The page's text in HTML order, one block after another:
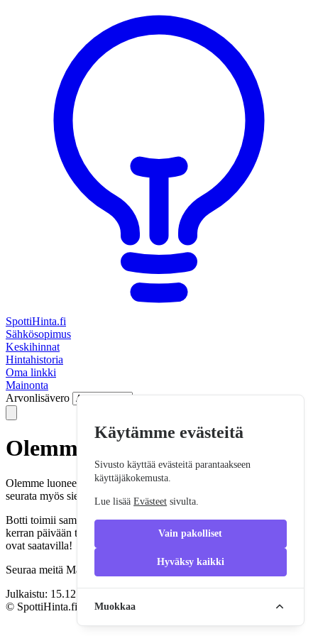
SpottiHinta.fi
Sähkösopimus
Keskihinnat
Hintahistoria
Oma linkki
Mainonta
Arvonlisävero
Olemme myös Mastodonissa!
Olemme luoneet oman botin Mastodoniin, joten meitä voi nyt
seurata myös siellä.
Botti toimii samalla tavalla, kuin Telegram ja Twitter versiotkin eli
kerran päivään tulee seuraavan päivän spottihinnat sinne, kun ne
ovat saatavilla!
Seuraa meitä Mastodonissa:
https://kalakukko.social/@spottihinta
Julkaistu: 15.12.2022 klo 18:02
© SpottiHinta.fi 2026 –spottihinta@gmail.com
Käytämme evästeitä
Sivusto käyttää evästeitä parantaakseen
käyttäjäkokemusta.
Lue lisääEvästeet sivulta.
Vain pakolliset
Hyväksy kaikki
Muokkaa